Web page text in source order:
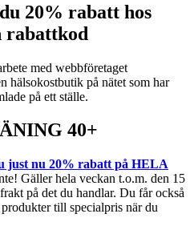
20% rabatt hos
rabattkod
med webbföretaget
hälsokostbutik på nätet som har
på ett ställe.
40+
just nu 20% rabatt på HELA
Gäller hela veckan t.o.m. den 15
på det du handlar. Du får också
till specialpris när du